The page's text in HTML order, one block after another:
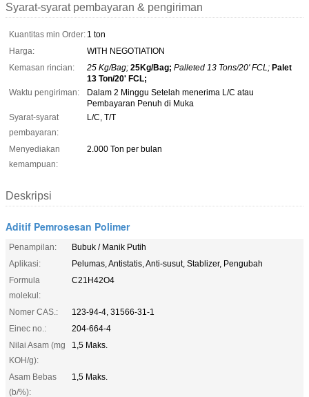
Syarat-syarat pembayaran & pengiriman
Kuantitas min Order: 1 ton
Harga:
WITH NEGOTIATION
Kemasan rincian:
25 Kg/Bag; 25Kg/Bag; Palleted 13 Tons/20' FCL; Palet
13 Ton/20' FCL;
Waktu pengiriman:
Dalam 2 Minggu Setelah menerima L/C atau
Pembayaran Penuh di Muka
Syarat-syarat
pembayaran:
L/C, T/T
Menyediakan
kemampuan:
2.000 Ton per bulan
Deskripsi
Aditif Pemrosesan Polimer
Penampilan:
Bubuk / Manik Putih
Aplikasi:
Pelumas, Antistatis, Anti-susut, Stablizer, Pengubah
Formula
molekul:
C21H42O4
Nomer CAS.:
123-94-4, 31566-31-1
Einec no.:
204-664-4
Nilai Asam (mg
KOH/g):
1,5 Maks.
Asam Bebas
(b/%):
1,5 Maks.